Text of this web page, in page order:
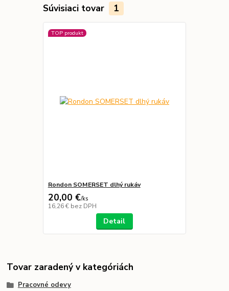
Súvisiaci tovar 1
TOP produkt
Rondon SOMERSET dlhý rukáv
20,00 €/ks
16,26 € bez DPH
Detail
Tovar zaradený v kategóriách
Pracovné odevy